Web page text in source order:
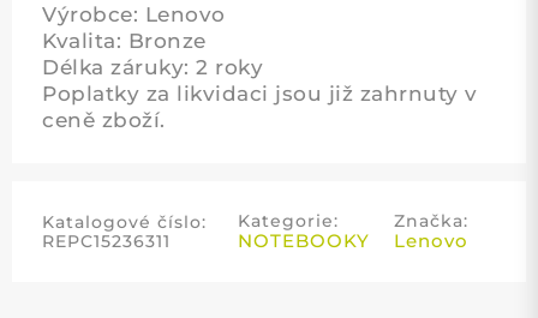
Výrobce: Lenovo
Kvalita: Bronze
Délka záruky: 2 roky
Poplatky za likvidaci jsou již zahrnuty v
ceně zboží.
Katalogové číslo:
REPC15236311
Kategorie:
NOTEBOOKY
Značka:
Lenovo